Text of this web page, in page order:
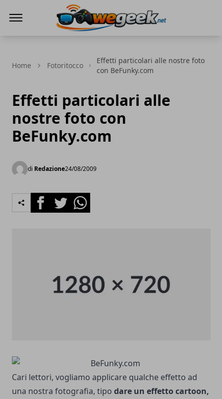
Home Fotoritocco
Effetti particolari alle nostre foto
con BeFunky.com
Effetti particolari alle
nostre foto con
BeFunky.com
di Redazione24/08/2009
FacebookTwitterWhatsapp
Cari lettori, vogliamo applicare qualche effetto ad
una nostra fotografia, tipo dare un effetto cartoon,